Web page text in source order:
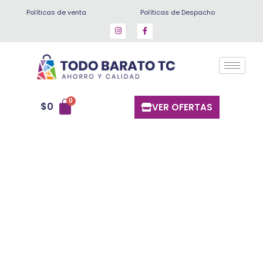
Políticas de venta Políticas de Despacho
$0 VER OFERTAS